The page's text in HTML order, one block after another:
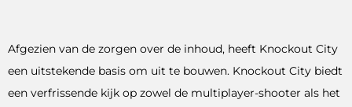
Afgezien van de zorgen over de inhoud, heeft Knockout City
een uitstekende basis om uit te bouwen. Knockout City biedt
een verfrissende kijk op zowel de multiplayer-shooter als het